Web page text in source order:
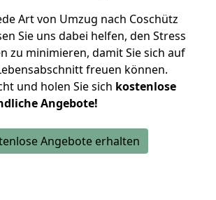
Art von Umzug nach Coschütz
Sie uns dabei helfen, den Stress
zu minimieren, damit Sie sich auf
freuen können.
und holen Sie sich kostenlose
Angebote!
Angebote erhalten